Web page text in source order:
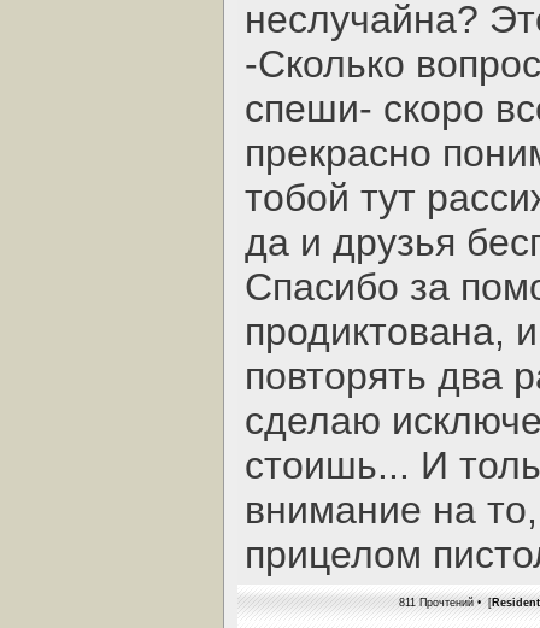
неслучайна?
-Сколько
спеши- скоро
прекрасно
тобой тут
да и друзья
Спасибо за
продиктована,
повторять два
сделаю
стоишь... И
внимание на
прицелом
811 Прочтений • [